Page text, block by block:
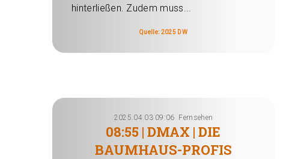
hinterließen. Zudem muss...
Quelle: 2025 DW
2025.04.03 09:06 Fernsehen
08:55 | DMAX | DIE
BAUMHAUS-PROFIS